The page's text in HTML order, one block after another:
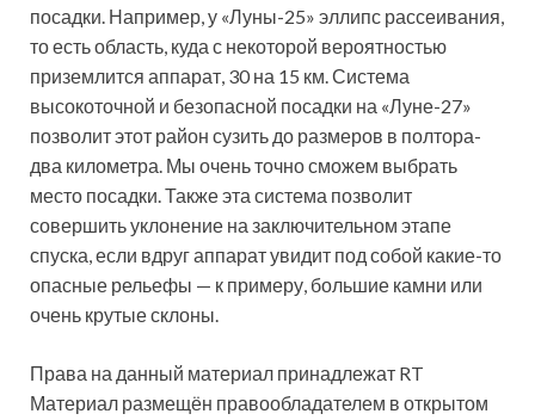
посадки. Например, у «Луны-25» эллипс рассеивания,
то есть область, куда с некоторой вероятностью
приземлится аппарат, 30 на 15 км. Система
высокоточной и безопасной посадки на «Луне-27»
позволит этот район сузить до размеров в полтора-
два километра. Мы очень точно сможем выбрать
место посадки. Также эта система позволит
совершить уклонение на заключительном этапе
спуска, если вдруг аппарат увидит под собой какие-то
опасные рельефы — к примеру, большие камни или
очень крутые склоны.
Права на данный материал принадлежат RT
Материал размещён правообладателем в открытом